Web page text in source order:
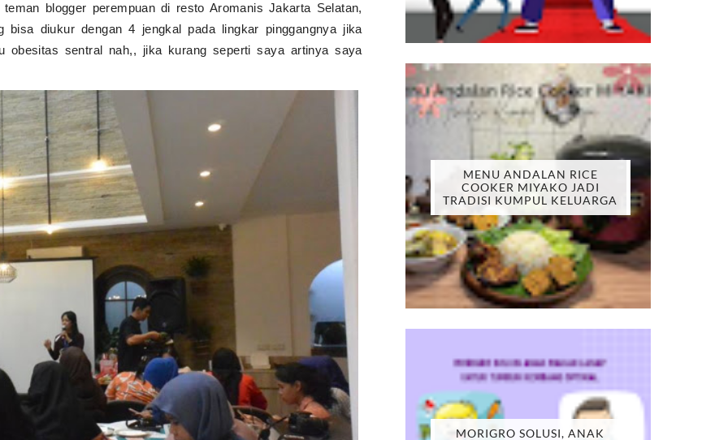
blogger perempuan di resto Aromanis Jakarta Selatan,
bisa diukur dengan 4 jengkal pada lingkar pinggangnya jika
obesitas sentral nah,, jika kurang seperti saya artinya saya
MENU ANDALAN RICE
COOKER MIYAKO JADI
TRADISI KUMPUL KELUARGA
MORIGRO SOLUSI, ANAK